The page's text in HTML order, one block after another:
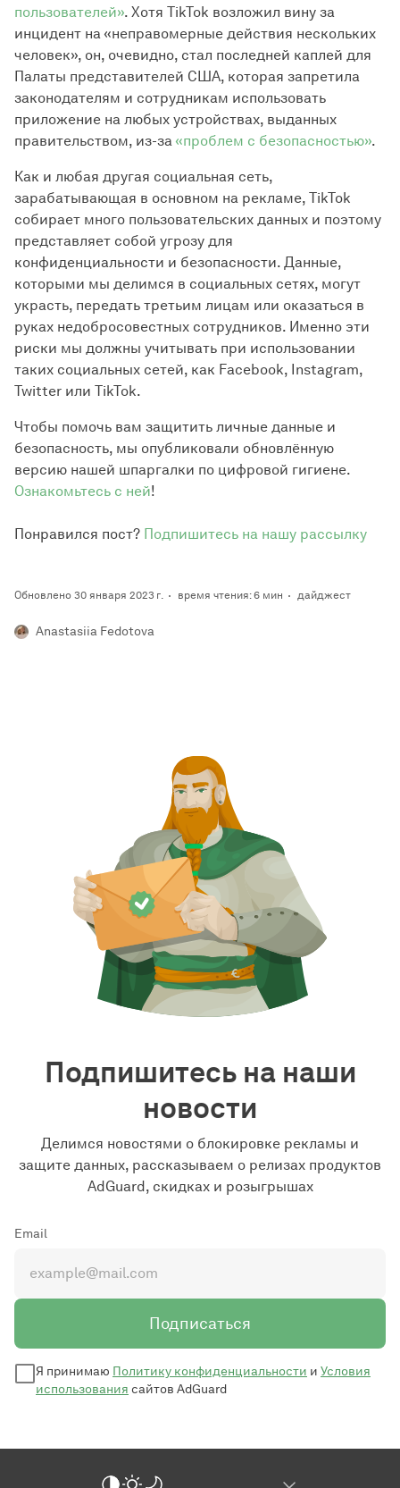
пользователей». Хотя TikTok возложил вину за
инцидент на «неправомерные действия нескольких
человек», он, очевидно, стал последней каплей для
Палаты представителей США, которая запретила
законодателям и сотрудникам использовать
приложение на любых устройствах, выданных
правительством, из-за «проблем с безопасностью».
Как и любая другая социальная сеть,
зарабатывающая в основном на рекламе, TikTok
собирает много пользовательских данных и поэтому
представляет собой угрозу для
конфиденциальности и безопасности. Данные,
которыми мы делимся в социальных сетях, могут
украсть, передать третьим лицам или оказаться в
руках недобросовестных сотрудников. Именно эти
риски мы должны учитывать при использовании
таких социальных сетей, как Facebook, Instagram,
Twitter или TikTok.
Чтобы помочь вам защитить личные данные и
безопасность, мы опубликовали обновлённую
версию нашей шпаргалки по цифровой гигиене.
Ознакомьтесь с ней!
Понравился пост? Подпишитесь на нашу рассылку
Обновлено 30 января 2023 г. время чтения: 6 мин дайджест
Anastasiia Fedotova
Подпишитесь на наши
новости
Делимся новостями о блокировке рекламы и
защите данных, рассказываем о релизах продуктов
AdGuard, скидках и розыгрышах
Email
Подписаться
Я принимаю Политику конфиденциальности и Условия
использования сайтов AdGuard